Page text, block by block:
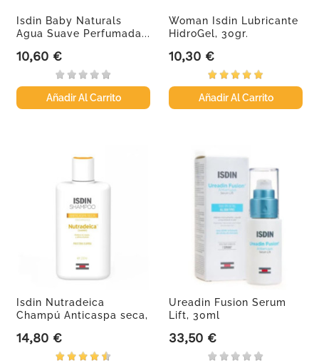
Isdin Baby Naturals
Agua Suave Perfumada...
Precio
10,60 €
Añadir Al Carrito
Woman Isdin Lubricante
HidroGel, 30gr.
Precio
10,30 €
Añadir Al Carrito
Isdin Nutradeica
Champú Anticaspa seca,
Precio
14,80 €
Ureadin Fusion Serum
Lift, 30ml
Precio
33,50 €